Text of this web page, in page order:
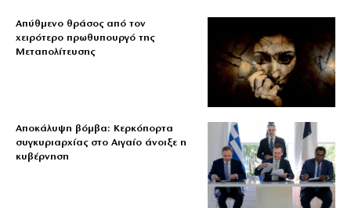
Απύθμενο θράσος από τον
χειρότερο πρωθυπουργό της
Μεταπολίτευσης
Αποκάλυψη βόμβα: Κερκόπορτα
συγκυριαρχίας στο Αιγαίο άνοιξε η
κυβέρνηση